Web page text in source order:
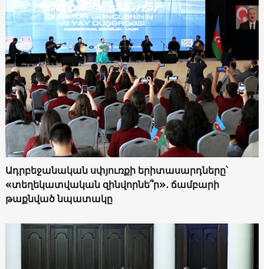
Ադրբեջանական սփյուռքի երիտասարդները՝
«տեղեկատվական զինվորնե՞ր»․ ճամբարի
թաքնված նպատակը